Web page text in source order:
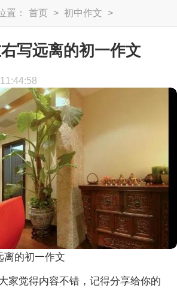
置： 首页 > 初中作文 >
写远离的初一作文
离的初一作文
家觉得内容不错，记得分享给你的